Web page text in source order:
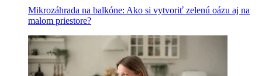
Mikrozáhrada na balkóne: Ako si vytvoriť zelenú oázu aj na
malom priestore?